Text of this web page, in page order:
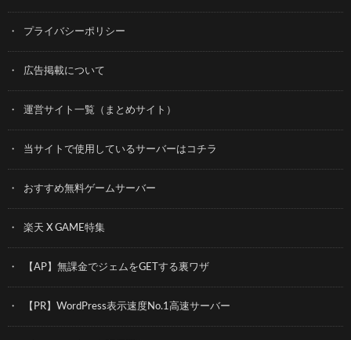
プライバシーポリシー
広告掲載について
運営サイト一覧（まとめサイト）
当サイトで使用しているサーバーはコチラ
おすすめ無料ゲームサーバー
楽天 X GAME特集
【AP】無課金でジェムをGETする裏ワザ
【PR】WordPress表示速度No.1高速サーバー